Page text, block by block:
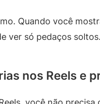
Quando você
ver só pedaços soltos.
nos Reels e